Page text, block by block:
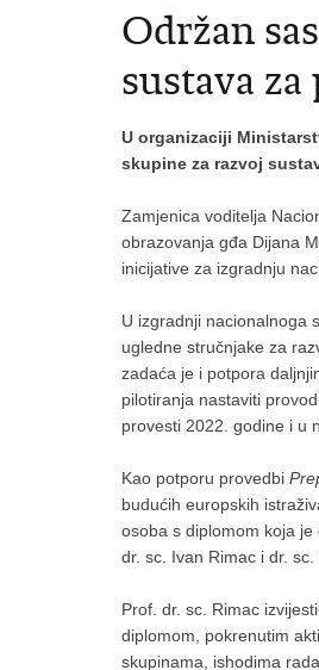
Održan
sustava
U organizaciji
skupine za razvoj
Zamjenica voditelja
obrazovanja gđa Dijana
inicijative za izgradnju
U izgradnji nacionalnoga
ugledne stručnjake za
zadaća je i potpora
pilotiranja nastaviti
provesti 2022. godine i u
Kao potporu provedbi
budućih europskih
osoba s diplomom koja
dr. sc. Ivan Rimac i dr. sc.
Prof. dr. sc. Rimac
diplomom, pokrenutim
skupinama, ishodima